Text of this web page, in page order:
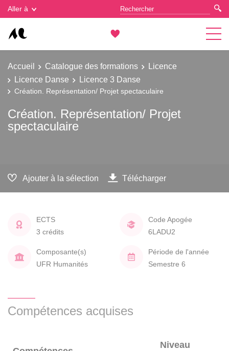
Aller à
Accueil Catalogue des formations
Licence
Licence Danse
Licence 3 Danse
Création. Représentation/ Projet spectaculaire
Création. Représentation/ Projet
spectaculaire
Ajouter à la sélection Télécharger
ECTS
3 crédits
Code Apogée
6LADU2
Composante(s)
UFR Humanités
Période de l'année
Semestre 6
Compétences acquises
Niveau
Gestion des cookies